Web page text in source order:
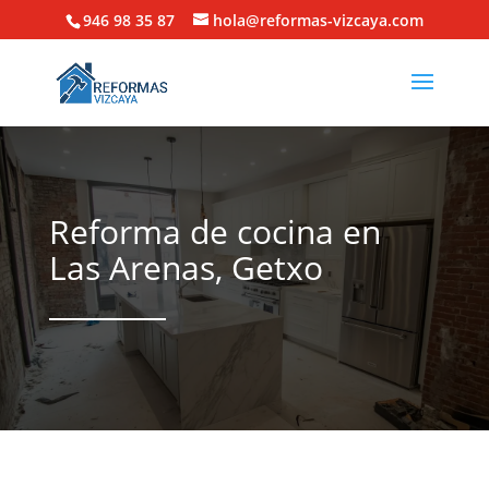
946 98 35 87 hola@reformas-vizcaya.com
Reforma de cocina en
Las Arenas, Getxo